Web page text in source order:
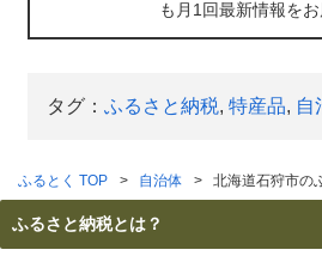
も月1回最新情報をお
タグ： ふるさと納税, 特産品, 自
ふるとく TOP 自治体 北海道石狩市の
ふるさと納税とは？